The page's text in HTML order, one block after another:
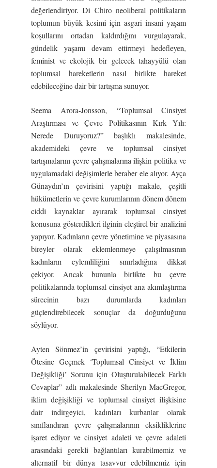
değerlendiriyor. Di Chiro neoliberal politikaların
toplumun büyük kesimi için asgari insani yaşam
koşullarını ortadan kaldırdığını vurgulayarak,
gündelik yaşamı devam ettirmeyi hedefleyen,
feminist ve ekolojik bir gelecek tahayyülü olan
toplumsal hareketlerin nasıl birlikte hareket
edebileceğine dair bir tartışma sunuyor.
Seema Arora-Jonsson, “Toplumsal Cinsiyet
Araştırması ve Çevre Politikasının Kırk Yılı:
Nerede Duruyoruz?” başlıklı makalesinde,
akademideki çevre ve toplumsal cinsiyet
tartışmalarını çevre çalışmalarına ilişkin politika ve
uygulamadaki değişimlerle beraber ele alıyor. Ayça
Günaydın’ın çevirisini yaptığı makale, çeşitli
hükümetlerin ve çevre kurumlarının dönem dönem
ciddi kaynaklar ayırarak toplumsal cinsiyet
konusuna gösterdikleri ilginin eleştirel bir analizini
yapıyor. Kadınların çevre yönetimine ve piyasasına
bireyler olarak eklemlenmeye çalışılmasının
kadınların eylemliliğini sınırladığına dikkat
çekiyor. Ancak bununla birlikte bu çevre
politikalarında toplumsal cinsiyet ana akımlaştırma
sürecinin bazı durumlarda kadınları
güçlendirebilecek sonuçlar da doğurduğunu
söylüyor.
Ayten Sönmez’in çevirisini yaptığı, “Etkilerin
Ötesine Geçmek ‘Toplumsal Cinsiyet ve İklim
Değişikliği’ Sorunu için Oluşturulabilecek Farklı
Cevaplar” adlı makalesinde Sherilyn MacGregor,
iklim değişikliği ve toplumsal cinsiyet ilişkisine
dair indirgeyici, kadınları kurbanlar olarak
sınıflandıran çevre çalışmalarının eksikliklerine
işaret ediyor ve cinsiyet adaleti ve çevre adaleti
arasındaki gerekli bağlantıları kurabilmemiz ve
alternatif bir dünya tasavvur edebilmemiz için